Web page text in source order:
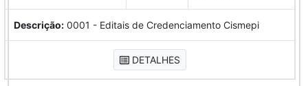
Descrição: 0001 - Editais de Credenciamento Cismepi
DETALHES